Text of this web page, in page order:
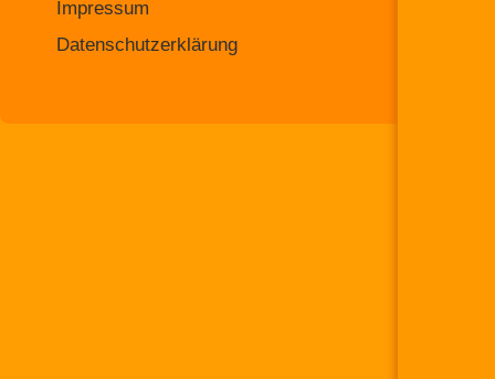
Impressum
Datenschutzerklärung